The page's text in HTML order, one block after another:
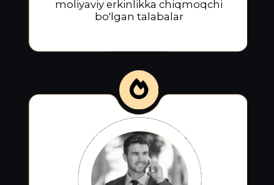
SAYTIMIZGA KIRDINGIZMI,
DEMAK QUYIDAGI MUAMMOLAR
SIZGA BEGONA EMAS: